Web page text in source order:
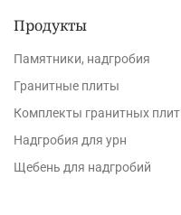
Продукты
Памятники, надгробия
Гранитные плиты
Комплекты гранитных плит
Надгробия для урн
Щебень для надгробий